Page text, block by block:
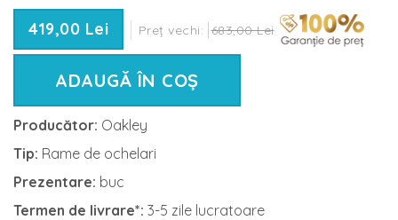
419,00 Lei Preț vechi: 683,00 Lei
ADAUGĂ ÎN COȘ
Producător: Oakley
Tip: Rame de ochelari
Prezentare: buc
Termen de livrare*: 3-5 zile lucratoare